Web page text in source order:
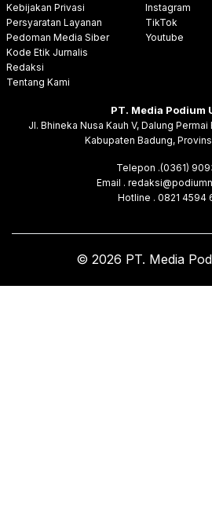
Kebijakan Privasi
Persyaratan Layanan
Pedoman Media Siber
Kode Etik Jurnalis
Redaksi
Tentang Kami
Instagram
TikTok
Youtube
PT. Media Podium
Jl. Bhineka Nusa Kauh V, Dalung
Kabupaten Badung,
Telepon .(0361)
Email .
Hotline . 0821 4594
© 2026 PT. Media